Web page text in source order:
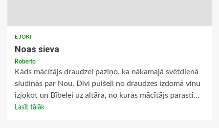
E-JOKI
Noas sieva
Roberto
Kāds mācītājs draudzei paziņo, ka nākamajā svētdienā
sludinās par Nou. Divi puišeļi no draudzes izdomā viņu
izjokot un Bībelei uz altāra, no kuras mācītājs parasti...
Lasīt tālāk